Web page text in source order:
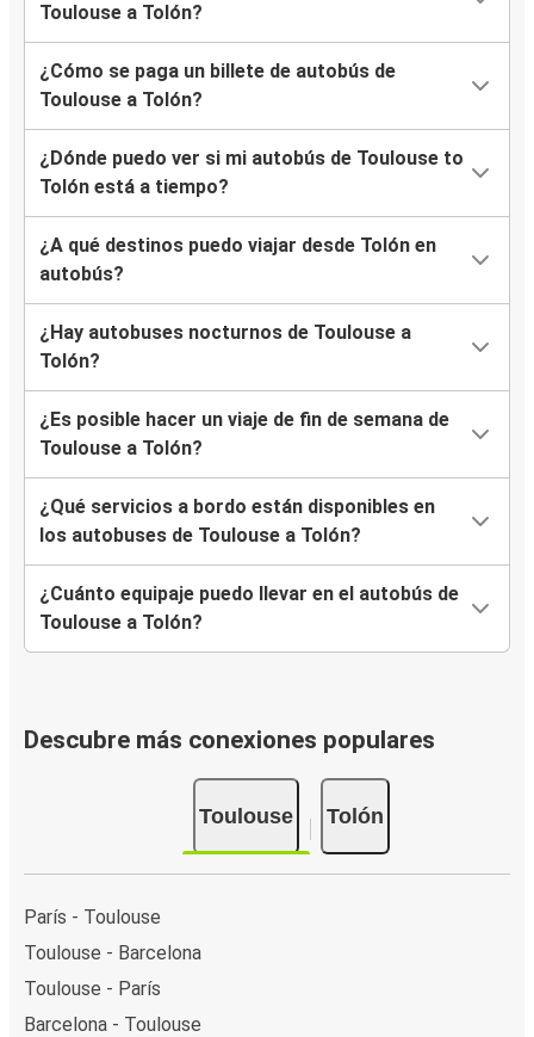
Toulouse a Tolón?
¿Cómo se paga un billete de autobús de
Toulouse a Tolón?
¿Dónde puedo ver si mi autobús de Toulouse to
Tolón está a tiempo?
¿A qué destinos puedo viajar desde Tolón en
autobús?
¿Hay autobuses nocturnos de Toulouse a
Tolón?
¿Es posible hacer un viaje de fin de semana de
Toulouse a Tolón?
¿Qué servicios a bordo están disponibles en
los autobuses de Toulouse a Tolón?
¿Cuánto equipaje puedo llevar en el autobús de
Toulouse a Tolón?
Descubre más conexiones populares
Toulouse Tolón
París - Toulouse
Toulouse - Barcelona
Toulouse - París
Barcelona - Toulouse